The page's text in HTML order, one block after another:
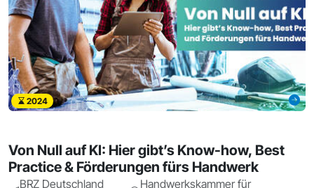
2024
Von Null auf KI: Hier gibt’s Know-how, Best
Practice & Förderungen fürs Handwerk
BRZ Deutschland
Handwerkskammer für